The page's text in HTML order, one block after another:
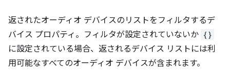
返されたオーディオ デバイスのリストをフィルタするデ
バイス プロパティ。フィルタが設定されていないか {}
に設定されている場合、返されるデバイス リストには利
用可能なすべてのオーディオ デバイスが含まれます。